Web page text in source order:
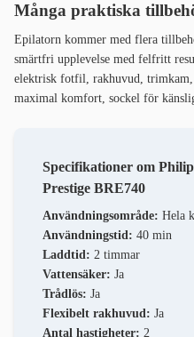
Många praktiska
Epilatorn kommer med flera
smärtfri upplevelse med felfritt
elektrisk fotfil, rakhuvud,
maximal komfort, sockel för
Specifikationer om
Prestige BRE740
Användningsområde: Hela
Användningstid: 40 min
Laddtid: 2 timmar
Vattensäker: Ja
Trådlös: Ja
Flexibelt rakhuvud: Ja
Antal hastigheter: 2